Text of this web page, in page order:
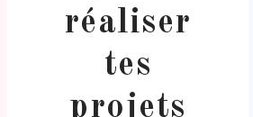
réaliser
tes
projets